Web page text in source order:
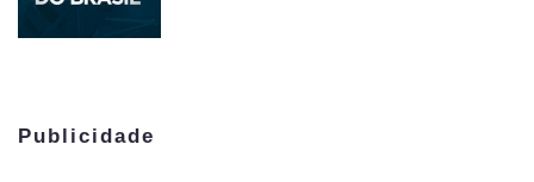
Publicidade